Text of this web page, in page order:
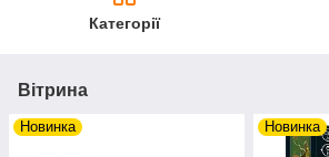
Категорії
Вітрина
Новинка Новинка